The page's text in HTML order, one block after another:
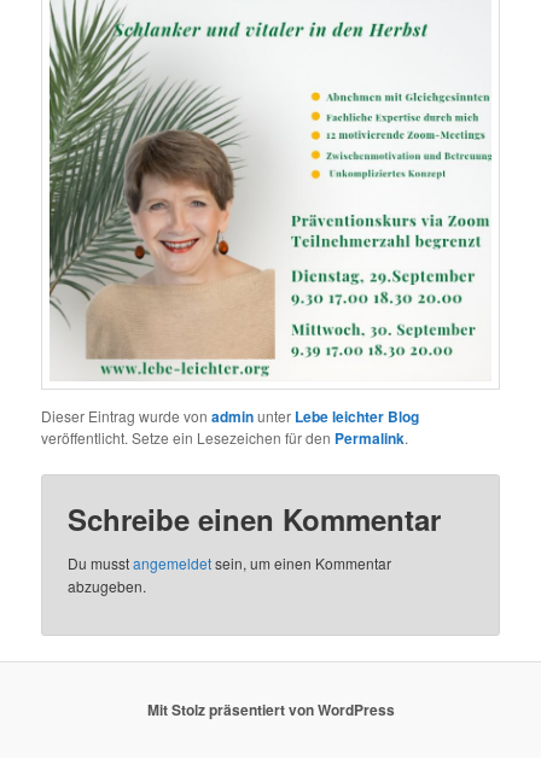
Dieser Eintrag wurde vonadminunter Lebe leichter Blog
veröffentlicht. Setze ein Lesezeichen für den Permalink.
Schreibe einen Kommentar
Du musstangemeldetsein, um einen Kommentar
abzugeben.
Mit Stolz präsentiert von WordPress